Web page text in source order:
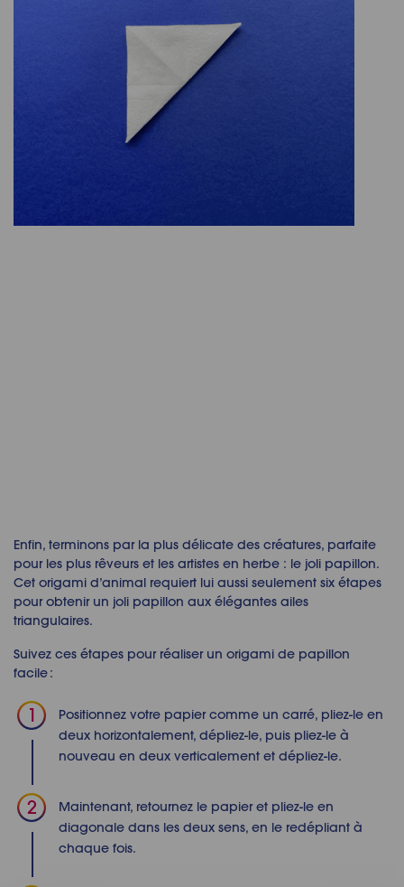
Enfin, terminons par la plus délicate des créatures, parfaite
pour les plus rêveurs et les artistes en herbe : le joli papillon.
Cet origami d’animal requiert lui aussi seulement six étapes
pour obtenir un joli papillon aux élégantes ailes
triangulaires.
Suivez ces étapes pour réaliser un origami de papillon
facile :
Positionnez votre papier comme un carré, pliez-le en
deux horizontalement, dépliez-le, puis pliez-le à
nouveau en deux verticalement et dépliez-le.
Maintenant, retournez le papier et pliez-le en
diagonale dans les deux sens, en le redépliant à
chaque fois.